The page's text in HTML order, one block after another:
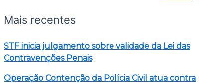
Mais recentes
STF inicia julgamento sobre validade da Lei das
Contravenções Penais
Operação Contenção da Polícia Civil atua contra